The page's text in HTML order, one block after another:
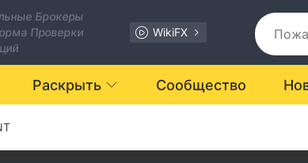
Брокеры
Проверки
WikiFX
Раскрыть Сообщество